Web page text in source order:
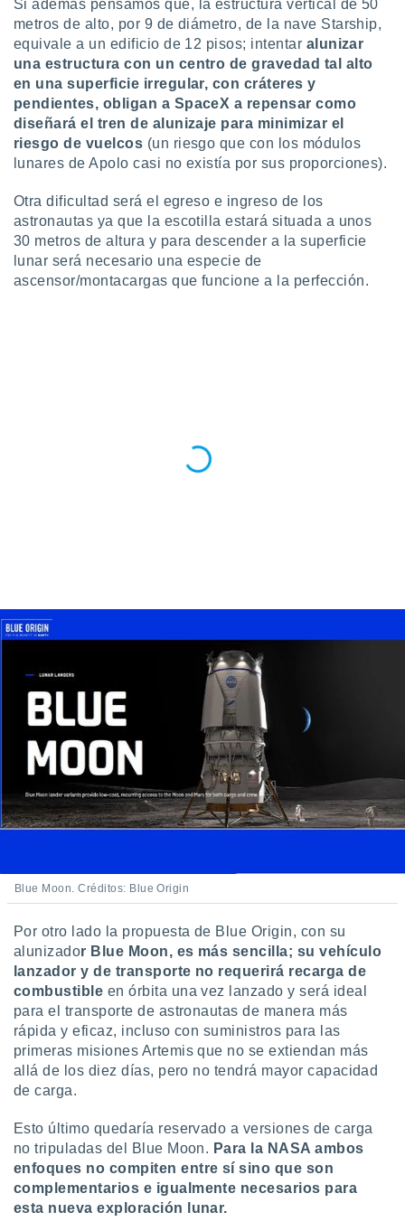
Si además pensamos que, la estructura vertical de 50
metros de alto, por 9 de diámetro, de la nave Starship,
equivale a un edificio de 12 pisos; intentar alunizar
una estructura con un centro de gravedad tal alto
en una superficie irregular, con cráteres y
pendientes, obligan a SpaceX a repensar como
diseñará el tren de alunizaje para minimizar el
riesgo de vuelcos (un riesgo que con los módulos
lunares de Apolo casi no existía por sus proporciones).
Otra dificultad será el egreso e ingreso de los
astronautas ya que la escotilla estará situada a unos
30 metros de altura y para descender a la superficie
lunar será necesario una especie de
ascensor/montacargas que funcione a la perfección.
Blue Moon. Créditos: Blue Origin
Por otro lado la propuesta de Blue Origin, con su
alunizador Blue Moon, es más sencilla; su vehículo
lanzador y de transporte no requerirá recarga de
combustible en órbita una vez lanzado y será ideal
para el transporte de astronautas de manera más
rápida y eficaz, incluso con suministros para las
primeras misiones Artemis que no se extiendan más
allá de los diez días, pero no tendrá mayor capacidad
de carga.
Esto último quedaría reservado a versiones de carga
no tripuladas del Blue Moon. Para la NASA ambos
enfoques no compiten entre sí sino que son
complementarios e igualmente necesarios para
esta nueva exploración lunar.